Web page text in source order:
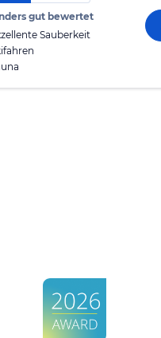
gut bewertet
Sauberkeit